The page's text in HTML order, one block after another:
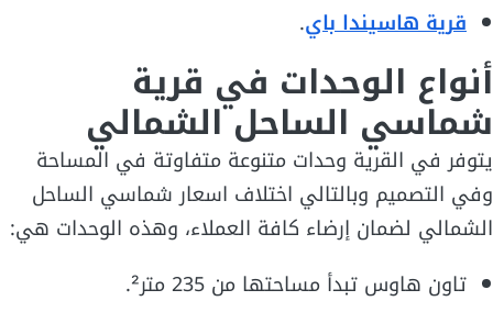
قرية هاسيندا باي.
أنواع الوحدات في قرية
شماسي الساحل الشمالي
يتوفر في القرية وحدات متنوعة متفاوتة في المساحة
وفي التصميم وبالتالي اختلاف اسعار شماسي الساحل
الشمالي لضمان إرضاء كافة العملاء، وهذه الوحدات هي:
تاون هاوس تبدأ مساحتها من 235 متر².